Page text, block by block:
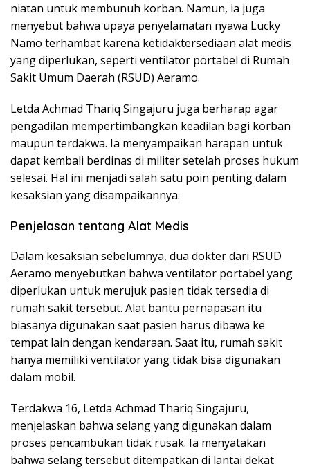
niatan untuk membunuh korban. Namun, ia juga
menyebut bahwa upaya penyelamatan nyawa Lucky
Namo terhambat karena ketidaktersediaan alat medis
yang diperlukan, seperti ventilator portabel di Rumah
Sakit Umum Daerah (RSUD) Aeramo.
Letda Achmad Thariq Singajuru juga berharap agar
pengadilan mempertimbangkan keadilan bagi korban
maupun terdakwa. Ia menyampaikan harapan untuk
dapat kembali berdinas di militer setelah proses hukum
selesai. Hal ini menjadi salah satu poin penting dalam
kesaksian yang disampaikannya.
Penjelasan tentang Alat Medis
Dalam kesaksian sebelumnya, dua dokter dari RSUD
Aeramo menyebutkan bahwa ventilator portabel yang
diperlukan untuk merujuk pasien tidak tersedia di
rumah sakit tersebut. Alat bantu pernapasan itu
biasanya digunakan saat pasien harus dibawa ke
tempat lain dengan kendaraan. Saat itu, rumah sakit
hanya memiliki ventilator yang tidak bisa digunakan
dalam mobil.
Terdakwa 16, Letda Achmad Thariq Singajuru,
menjelaskan bahwa selang yang digunakan dalam
proses pencambukan tidak rusak. Ia menyatakan
bahwa selang tersebut ditempatkan di lantai dekat